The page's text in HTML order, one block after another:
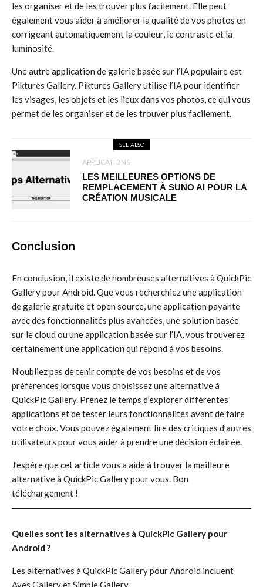
les organiser et de les trouver plus facilement. Elle peut
également vous aider à améliorer la qualité de vos photos en
corrigeant automatiquement la couleur, le contraste et la
luminosité.
Une autre application de galerie basée sur l’IA populaire est
Piktures Gallery. Piktures Gallery utilise l’IA pour identifier
les visages, les objets et les lieux dans vos photos, ce qui vous
permet de les organiser et de les trouver plus facilement.
SEE ALSO
APPLICATIONS
LES MEILLEURES OPTIONS DE
REMPLACEMENT À SUNO AI POUR LA
CRÉATION MUSICALE
Conclusion
En conclusion, il existe de nombreuses alternatives à QuickPic
Gallery pour Android. Que vous recherchiez une application
de galerie gratuite et open source, une application payante
avec des fonctionnalités plus avancées, une solution basée
sur le cloud ou une application basée sur l’IA, vous trouverez
certainement une application qui répond à vos besoins.
N’oubliez pas de tenir compte de vos besoins et de vos
préférences lorsque vous choisissez une alternative à
QuickPic Gallery. Prenez le temps d’explorer différentes
applications et de tester leurs fonctionnalités avant de faire
votre choix. Vous pouvez également lire des critiques d’autres
utilisateurs pour vous aider à prendre une décision éclairée.
J’espère que cet article vous a aidé à trouver la meilleure
alternative à QuickPic Gallery pour vous. Bon
téléchargement !
Quelles sont les alternatives à QuickPic Gallery pour
Android ?
Les alternatives à QuickPic Gallery pour Android incluent
Aves Gallery et Simple Gallery.